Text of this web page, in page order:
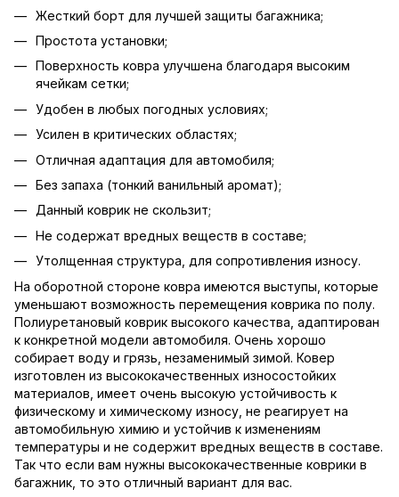
Жесткий борт для лучшей защиты багажника;
Простота установки;
Поверхность ковра улучшена благодаря высоким
ячейкам сетки;
Удобен в любых погодных условиях;
Усилен в критических областях;
Отличная адаптация для автомобиля;
Без запаха (тонкий ванильный аромат);
Данный коврик не скользит;
Не содержат вредных веществ в составе;
Утолщенная структура, для сопротивления износу.
На оборотной стороне ковра имеются выступы, которые
уменьшают возможность перемещения коврика по полу.
Полиуретановый коврик высокого качества, адаптирован
к конкретной модели автомобиля. Очень хорошо
собирает воду и грязь, незаменимый зимой. Ковер
изготовлен из высококачественных износостойких
материалов, имеет очень высокую устойчивость к
физическому и химическому износу, не реагирует на
автомобильную химию и устойчив к изменениям
температуры и не содержит вредных веществ в составе.
Так что если вам нужны высококачественные коврики в
багажник, то это отличный вариант для вас.